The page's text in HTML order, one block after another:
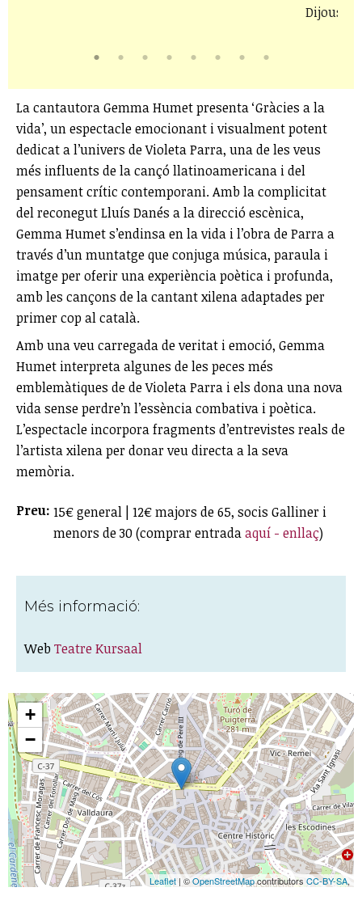
Dijous 6
La cantautora Gemma Humet presenta ‘Gràcies a la
vida’, un espectacle emocionant i visualment potent
dedicat a l’univers de Violeta Parra, una de les veus
més influents de la cançó llatinoamericana i del
pensament crític contemporani. Amb la complicitat
del reconegut Lluís Danés a la direcció escènica,
Gemma Humet s’endinsa en la vida i l’obra de Parra a
través d’un muntatge que conjuga música, paraula i
imatge per oferir una experiència poètica i profunda,
amb les cançons de la cantant xilena adaptades per
primer cop al català.
Amb una veu carregada de veritat i emoció, Gemma
Humet interpreta algunes de les peces més
emblemàtiques de de Violeta Parra i els dona una nova
vida sense perdre’n l’essència combativa i poètica.
L’espectacle incorpora fragments d’entrevistes reals de
l’artista xilena per donar veu directa a la seva
memòria.
Preu: 15€ general | 12€ majors de 65, socis Galliner i
menors de 30 (comprar entradaaquí - enllaç)
Més informació:
Web Teatre Kursaal
+
−
Leaflet | ©OpenStreetMapcontributors CC-BY-SA,